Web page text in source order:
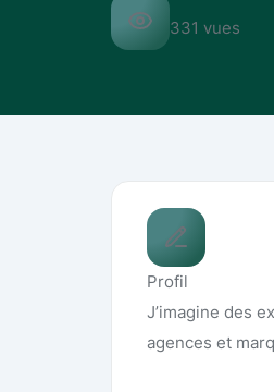
331 vues
Profil
J’imagine des
agences et